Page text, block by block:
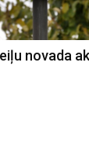
novada